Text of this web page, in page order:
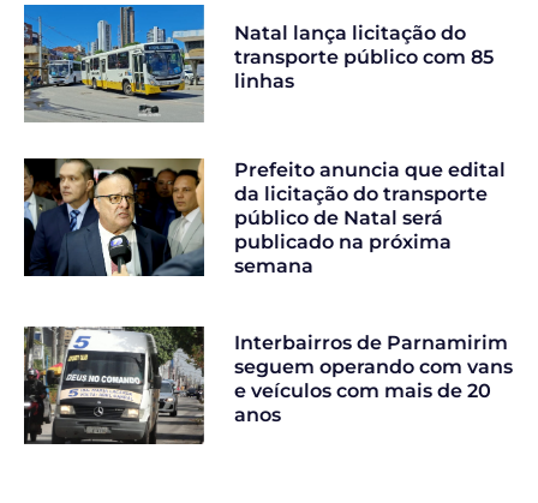
Natal lança licitação do
transporte público com 85
linhas
Prefeito anuncia que edital
da licitação do transporte
público de Natal será
publicado na próxima
semana
Interbairros de Parnamirim
seguem operando com vans
e veículos com mais de 20
anos